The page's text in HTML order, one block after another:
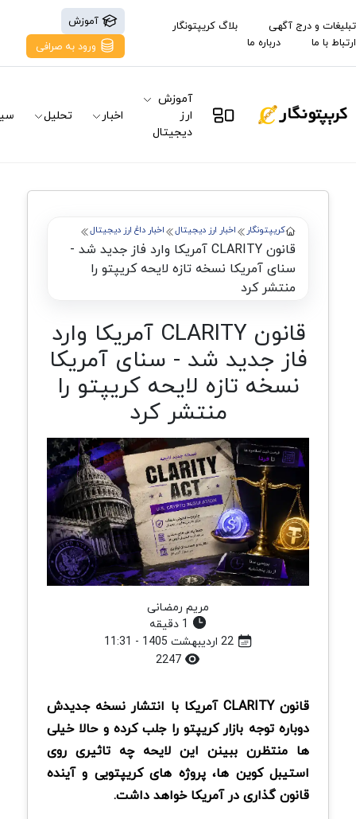
تبلیغات و درج آگهی
بلاگ کریپتونگار
ارتباط با ما
درباره ما
آموزش
ورود به صرافی
آموزش
ارز
دیجیتال
اخبار تحلیل
کریپتونگار اخبار ارز دیجیتال اخبار داغ ارز دیجیتال
قانون CLARITY آمریکا وارد فاز جدید شد -
سنای آمریکا نسخه تازه لایحه کریپتو را
منتشر کرد
قانون CLARITY آمریکا وارد
فاز جدید شد - سنای آمریکا
نسخه تازه لایحه کریپتو را
منتشر کرد
مریم رمضانی
22 اردیبهشت 1405 - 11:31
قانون CLARITY آمریکا با انتشار نسخه جدیدش
دوباره توجه بازار کریپتو را جلب کرده و حالا خیلی
ها منتظرن ببینن این لایحه چه تاثیری روی
استیبل کوین ها، پروژه های کریپتویی و آینده
قانون گذاری در آمریکا خواهد داشت.